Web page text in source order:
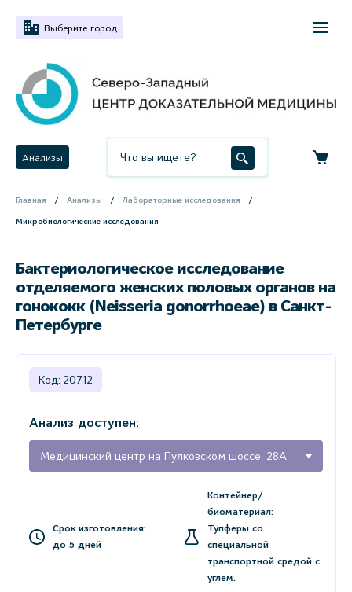
Выберите город
Анализы
Главная Анализы Лабораторные исследования
Микробиологические исследования
Бактериологическое исследование
отделяемого женских половых органов на
гонококк (Neisseria gonorrhoeae) в Санкт-
Петербурге
Код: 20712
Анализ доступен:
Медицинский центр на Пулковском шоссе, 28А
Срок изготовления:
до 5 дней
Контейнер/
биоматериал:
Тупферы со
специальной
транспортной средой с
углем.